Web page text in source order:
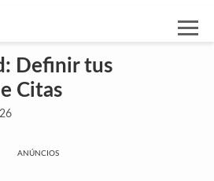
Definir tus
Citas
ANÚNCIOS